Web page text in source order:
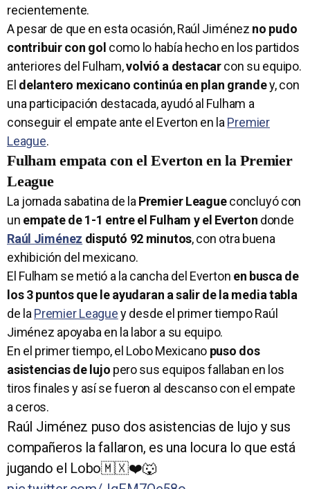
recientemente.
A pesar de que en esta ocasión, Raúl Jiménez no pudo
contribuir con gol como lo había hecho en los partidos
anteriores del Fulham,volvió a destacarcon su equipo.
El delantero mexicano continúa en plan grandey, con
una participación destacada, ayudó al Fulham a
conseguir el empate ante el Everton en laPremier
League.
Fulham empata con el Everton en la Premier
League
La jornada sabatina de laPremier Leagueconcluyó con
un empate de 1-1 entre el Fulham y el Everton donde
Raúl Jiménez disputó 92 minutos, con otra buena
exhibición del mexicano.
El Fulham se metió a la cancha del Everton en busca de
los 3 puntos que le ayudaran a salir de la media tabla
de laPremier Leaguey desde el primer tiempo Raúl
Jiménez apoyaba en la labor a su equipo.
En el primer tiempo, el Lobo Mexicano puso dos
asistencias de lujo pero sus equipos fallaban en los
tiros finales y así se fueron al descanso con el empate
a ceros.
Raúl Jiménez puso dos asistencias de lujo y sus
compañeros la fallaron, es una locura lo que está
jugando el Lobo🇲🇽❤️🐺